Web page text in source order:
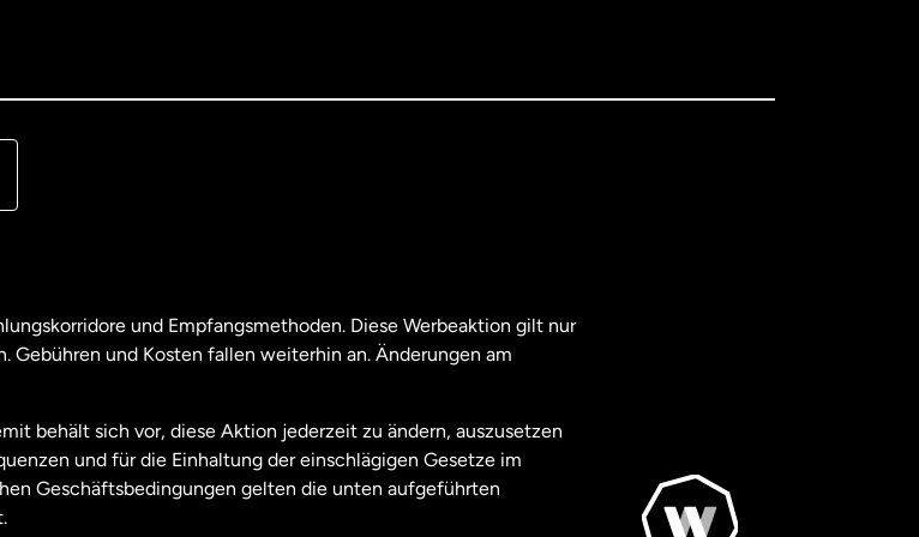
und Empfangsmethoden. Diese Werbeaktion gilt nur
Gebühren und Kosten fallen weiterhin an. Änderungen am
behält sich vor, diese Aktion jederzeit zu ändern, auszusetzen
und für die Einhaltung der einschlägigen Gesetze im
Geschäftsbedingungen gelten die unten aufgeführten